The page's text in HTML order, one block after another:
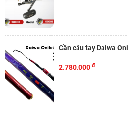
Cần câu tay Daiwa
2.780.000 đ